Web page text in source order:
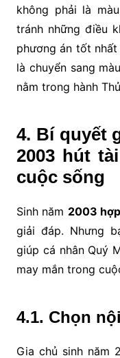
không phải là
tránh những điều
phương án tốt
là chuyển sang
nằm trong hành
4. Bí quyết
2003 hút
cuộc sống
Sinh năm 2003
giải đáp. Nhưng
giúp cá nhân Quý
may mắn trong
4.1. Chọn
Gia chủ sinh năm